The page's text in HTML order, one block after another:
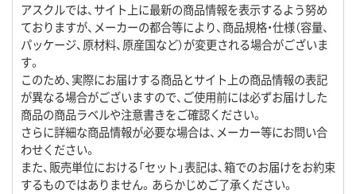
アスクルでは、サイト上に最新の商品情報を表示するよう努め
ておりますが、メーカーの都合等により、商品規格・仕様（容量、
パッケージ、原材料、原産国など）が変更される場合がございま
す。
このため、実際にお届けする商品とサイト上の商品情報の表記
が異なる場合がございますので、ご使用前には必ずお届けした
商品の商品ラベルや注意書きをご確認ください。
さらに詳細な商品情報が必要な場合は、メーカー等にお問い合
わせください。
また、販売単位における「セット」表記は、箱でのお届けをお約束
するものではありません。あらかじめご了承ください。